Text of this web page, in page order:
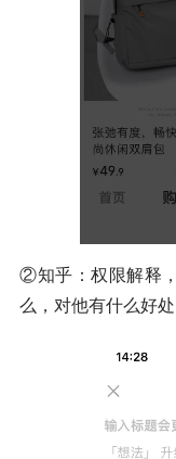
②知乎：权限解释
么，对他有什么好处